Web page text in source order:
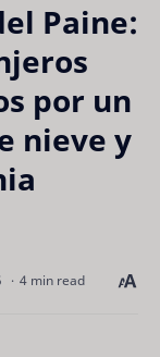
Paine:
por un
nieve y
4 min read